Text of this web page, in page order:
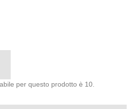
per questo prodotto è 10.